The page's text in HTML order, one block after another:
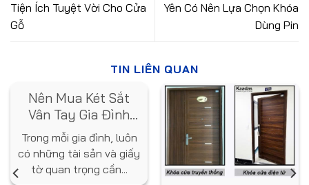
Tiện Ích Tuyệt Vời Cho Cửa
Gỗ
Yên Có Nên Lựa Chọn Khóa
Dùng Pin
TIN LIÊN QUAN
Nên Mua Két Sắt
Vân Tay Gia Đình
Loại Nào? Gợi Ý Từ
Chuyên Gia
Trong mỗi gia đình, luôn
có những tài sản và giấy
tờ quan trọng cần...